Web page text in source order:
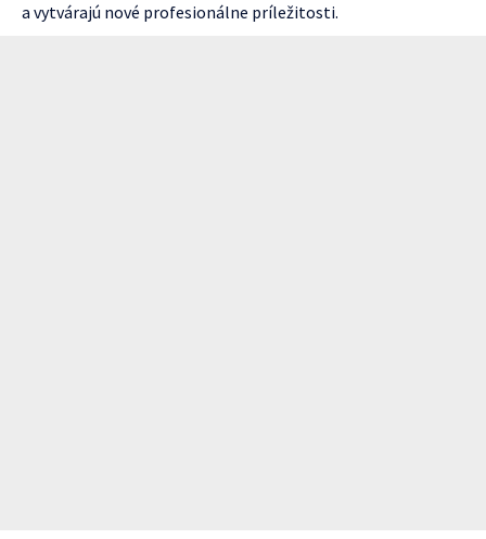
a vytvárajú nové profesionálne príležitosti.